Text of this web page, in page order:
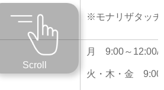
※モナリザタッチ
月 9:00～12:00/
火・木・金 9:00
Scroll